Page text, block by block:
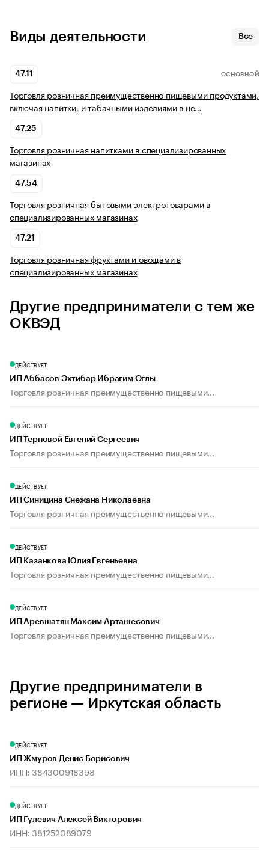
Виды деятельности Все
47.11 ОСНОВНОЙ
Торговля розничная преимущественно пищевыми продуктами,
включая напитки, и табачными изделиями в не…
47.25
Торговля розничная напитками в специализированных
магазинах
47.54
Торговля розничная бытовыми электротоварами в
специализированных магазинах
47.21
Торговля розничная фруктами и овощами в
специализированных магазинах
Другие предприниматели с тем же
ОКВЭД
ДЕЙСТВУЕТ
ИП Аббасов Эхтибар Ибрагим Оглы
Торговля розничная преимущественно пищевыми...
ДЕЙСТВУЕТ
ИП Терновой Евгений Сергеевич
Торговля розничная преимущественно пищевыми...
ДЕЙСТВУЕТ
ИП Синицина Снежана Николаевна
Торговля розничная преимущественно пищевыми...
ДЕЙСТВУЕТ
ИП Казанкова Юлия Евгеньевна
Торговля розничная преимущественно пищевыми...
ДЕЙСТВУЕТ
ИП Аревшатян Максим Арташесович
Торговля розничная преимущественно пищевыми...
Другие предприниматели в
регионе — Иркутская область
ДЕЙСТВУЕТ
ИП Жмуров Денис Борисович
ИНН: 384300918398
ДЕЙСТВУЕТ
ИП Гулевич Алексей Викторович
ИНН: 381252089079